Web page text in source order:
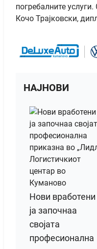
погребалните
Кочо Трајковски,
НАЈНОВИ
Нови вработени
ја започнаа
својата
професионална